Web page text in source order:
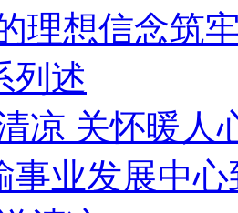
理想信念筑
列述